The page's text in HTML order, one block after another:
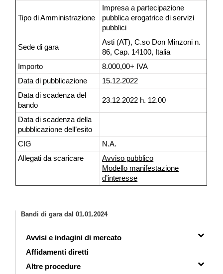
Tipo di Amministrazione
Impresa a partecipazione
pubblica erogatrice di servizi
pubblici
Sede di gara
Asti (AT), C.so Don Minzoni n.
86, Cap. 14100, Italia
Importo
8.000,00+ IVA
Data di pubblicazione
15.12.2022
Data di scadenza del
bando
23.12.2022 h. 12.00
Data di scadenza della
pubblicazione dell’esito
CIG
N.A.
Allegati da scaricare
Avviso pubblico
Modello manifestazione
d’interesse
Bandi di gara dal 01.01.2024
Avvisi e indagini di mercato
Affidamenti diretti
Altre procedure